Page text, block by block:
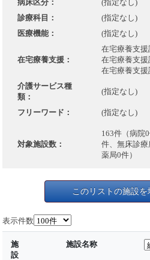
病床区分：
(指定なし)
診療科目：
(指定なし)
医療機能：
(指定なし)
在宅療養支援：
在宅療養支
在宅療養支
在宅療養支
介護サービス種
類：
(指定なし)
フリーワード： (指定なし)
対象施設数：
163件（病院
件、無床診療
薬局0件）
このリストの施設
表示件数
施
設
施設名称